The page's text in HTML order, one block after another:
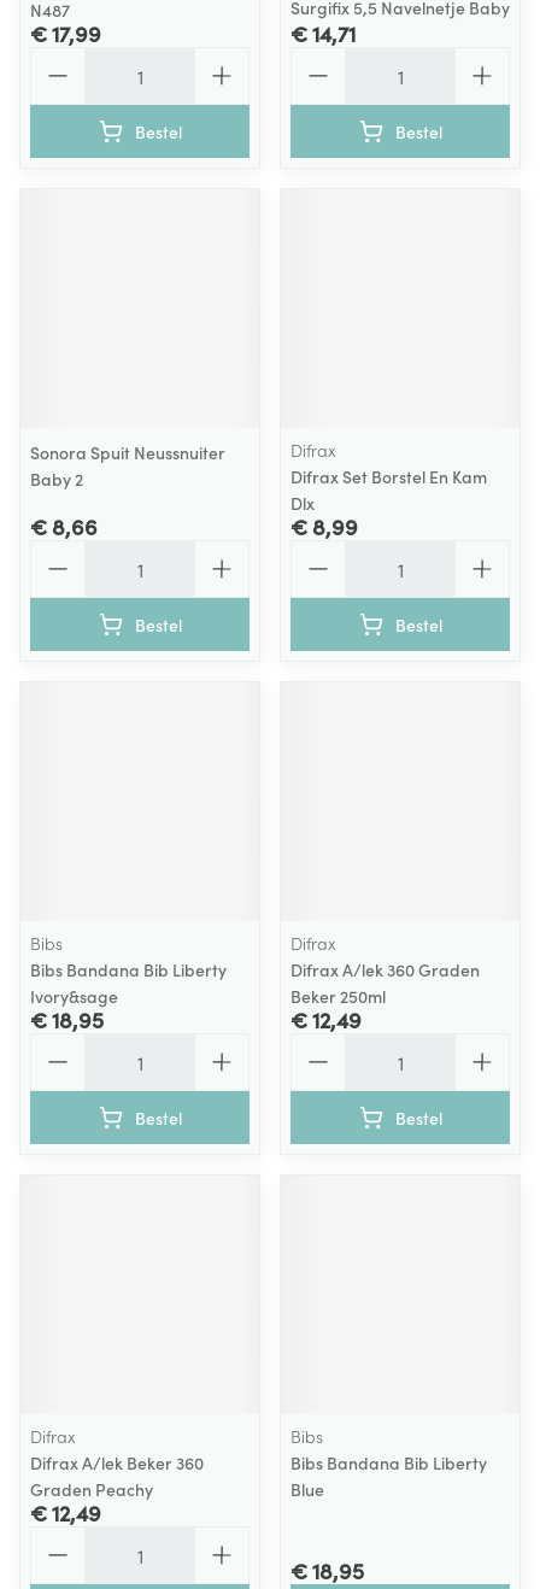
N487
€ 17,99
Bestel
Surgifix 5,5 Navelnetje Baby
€ 14,71
Bestel
Sonora Spuit Neussnuiter
Baby 2
€ 8,66
Bestel
Difrax
Difrax Set Borstel En Kam
Dlx
€ 8,99
Bestel
Bibs
Bibs Bandana Bib Liberty
Ivory&sage
€ 18,95
Bestel
Difrax
Difrax A/lek 360 Graden
Beker 250ml
€ 12,49
Bestel
Difrax
Difrax A/lek Beker 360
Graden Peachy
€ 12,49
Bibs
Bibs Bandana Bib Liberty
Blue
€ 18,95